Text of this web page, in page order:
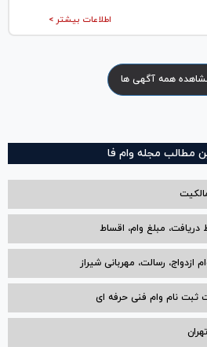
اطلاعات بیشتر >
همه آگهی ها
مطالب مجله وام فا
رسالت، مهربانی شیراز